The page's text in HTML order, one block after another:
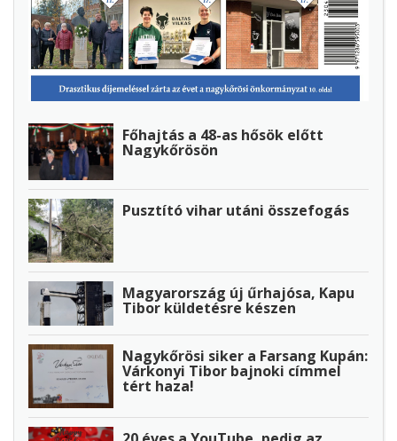
Főhajtás a 48-as hősök előtt
Nagykőrösön
Pusztító vihar utáni összefogás
Magyarország új űrhajósa, Kapu
Tibor küldetésre készen
Nagykőrösi siker a Farsang Kupán:
Várkonyi Tibor bajnoki címmel
tért haza!